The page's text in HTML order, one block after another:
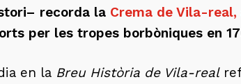
recorda la Crema de Vila-
per les tropes borbòniques en
en la Breu Història de Vila-real